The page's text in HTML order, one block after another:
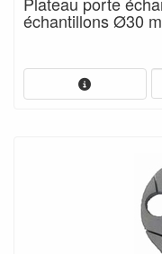
échantillons Ø30